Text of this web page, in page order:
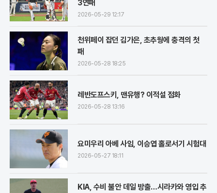
3연패
2026-05-29 12:17
천위페이 잡던 김가은, 초추웡에 충격의 첫
패
2026-05-28 18:25
레반도프스키, 맨유행? 이적설 점화
2026-05-28 13:16
요미우리 아베 사임, 이승엽 홀로서기 시험대
2026-05-27 18:11
KIA, 수비 불안 데일 방출…시라카와 영입 추